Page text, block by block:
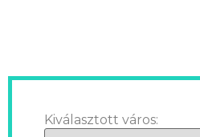
Kiválasztott város: